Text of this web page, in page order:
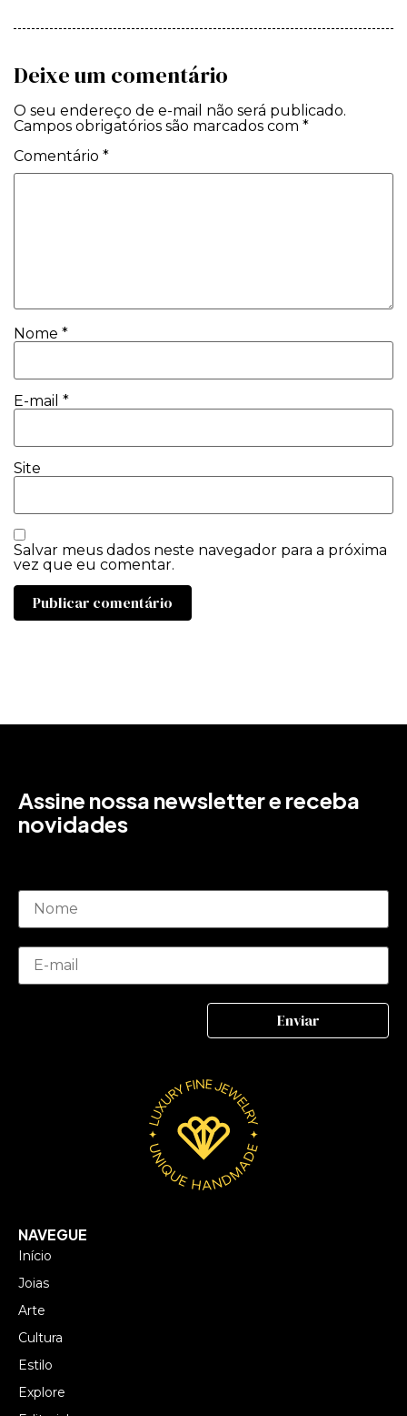
Deixe um comentário
O seu endereço de e-mail não será publicado.
Campos obrigatórios são marcados com *
Comentário *
Nome *
E-mail *
Site
Salvar meus dados neste navegador para a próxima
vez que eu comentar.
Assine nossa newsletter e receba
novidades
NAVEGUE
Início
Joias
Arte
Cultura
Estilo
Explore